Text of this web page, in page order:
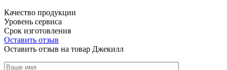
Качество продукции
Уровень сервиса
Срок изготовления
Оставить отзыв
Оставить отзыв на товар Джекилл